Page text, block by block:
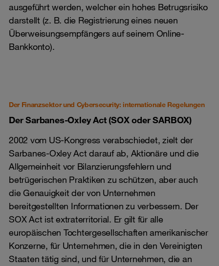
ausgeführt werden, welcher ein hohes Betrugsrisiko
darstellt (z. B. die Registrierung eines neuen
Überweisungsempfängers auf seinem Online-
Bankkonto).
Der Finanzsektor und Cybersecurity: internationale Regelungen
Der Sarbanes-Oxley Act (SOX oder SARBOX)
2002 vom US-Kongress verabschiedet, zielt der
Sarbanes-Oxley Act darauf ab, Aktionäre und die
Allgemeinheit vor Bilanzierungsfehlern und
betrügerischen Praktiken zu schützen, aber auch
die Genauigkeit der von Unternehmen
bereitgestellten Informationen zu verbessern. Der
SOX Act ist extraterritorial. Er gilt für alle
europäischen Tochtergesellschaften amerikanischer
Konzerne, für Unternehmen, die in den Vereinigten
Staaten tätig sind, und für Unternehmen, die an